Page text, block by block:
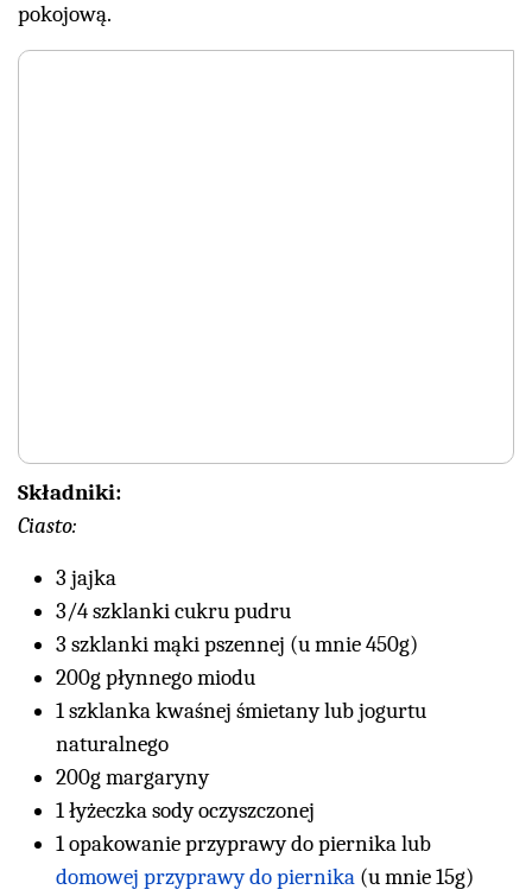
pokojową.
Składniki:
Ciasto:
3 jajka
3/4 szklanki cukru pudru
3 szklanki mąki pszennej (u mnie 450g)
200g płynnego miodu
1 szklanka kwaśnej śmietany lub jogurtu
naturalnego
200g margaryny
1 łyżeczka sody oczyszczonej
1 opakowanie przyprawy do piernika lub
domowej przyprawy do piernika (u mnie 15g)